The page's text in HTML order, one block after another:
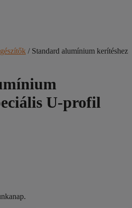
/ Standard alumínium kerítéshez
U-profil